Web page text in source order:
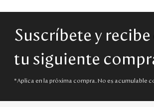
Suscríbete y
tu siguiente
*Aplica en la próxima compra. No es acumulable